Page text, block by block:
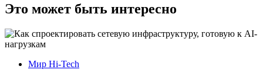
Это может быть интересно
Мир Hi-Tech